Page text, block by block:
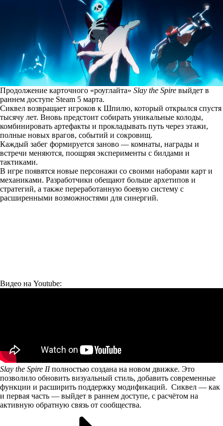
Продолжение карточного «роуглайта» Slay the Spire выйдет в
раннем доступе Steam 5 марта.
Сиквел возвращает игроков к Шпилю, который открылся спустя
тысячу лет. Вновь предстоит собирать уникальные колоды,
комбинировать артефакты и прокладывать путь через этажи,
полные новых врагов, событий и сокровищ.
Каждый забег формируется заново — комнаты, награды и
встречи меняются, поощряя эксперименты с билдами и
тактиками.
В игре появятся новые персонажи со своими наборами карт и
механиками. Разработчики обещают больше архетипов и
стратегий, а также переработанную боевую систему с
расширенными возможностями для синергий.
Видео на Youtube:
Slay the Spire IIполностью создана на новом движке. Это
позволило обновить визуальный стиль, добавить современные
функции и расширить поддержку модификаций. Сиквел — как
и первая часть — выйдет в раннем доступе, с расчётом на
активную обратную связь от сообщества.